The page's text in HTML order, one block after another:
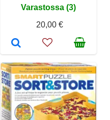
Varastossa (3)
20,00 €